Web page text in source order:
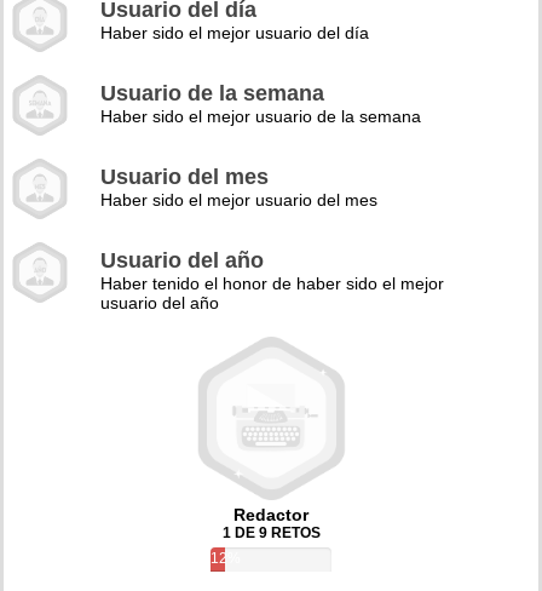
Usuario del día
Haber sido el mejor usuario del día
Usuario de la semana
Haber sido el mejor usuario de la semana
Usuario del mes
Haber sido el mejor usuario del mes
Usuario del año
Haber tenido el honor de haber sido el mejor
usuario del año
Redactor
1 DE 9 RETOS
12%